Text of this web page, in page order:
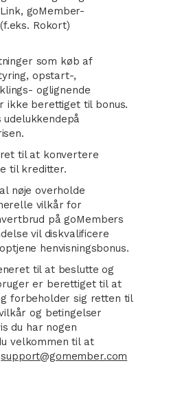
goMember-
Rokort)
som køb af
opstart-,
oglignende
ikke berettiget til bonus.
udelukkendepå
til at konvertere
til kreditter.
nøje overholde
vilkår for
på goMembers
vil diskvalificere
henvisningsbonus.
til at beslutte og
er berettiget til at
forbeholder sig retten til
og betingelser
du har nogen
velkommen til at
support@gomember.com